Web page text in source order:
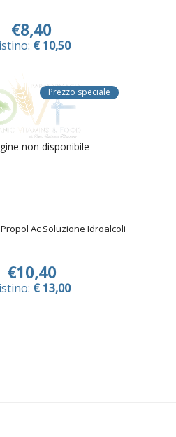
€8,40
€ 10,50
non disponibile
Prezzo speciale
Ac Soluzione Idroalcoli
€10,40
€ 13,00